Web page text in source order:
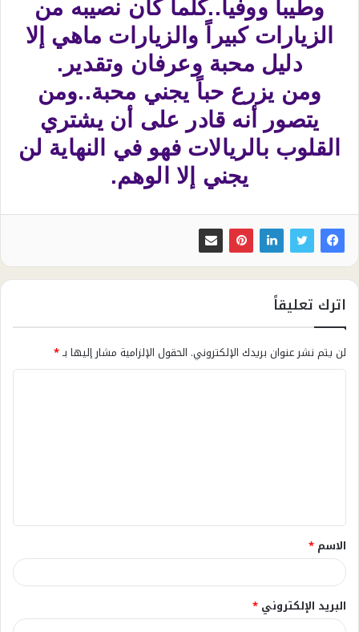
وطيباً ووفياً..كلما كان نصيبه من
الزيارات كبيراً والزيارات ماهي إلا
دليل محبة وعرفان وتقدير.
ومن يزرع حباً يجني محبة..ومن
يتصور أنه قادر على أن يشتري
القلوب بالريالات فهو في النهاية لن
يجني إلا الوهم.
اترك تعليقاً
لن يتم نشر عنوان بريدك الإلكتروني. الحقول الإلزامية مشار إليها بـ*
ق
*
الاسم *
البريد الإلكتروني *